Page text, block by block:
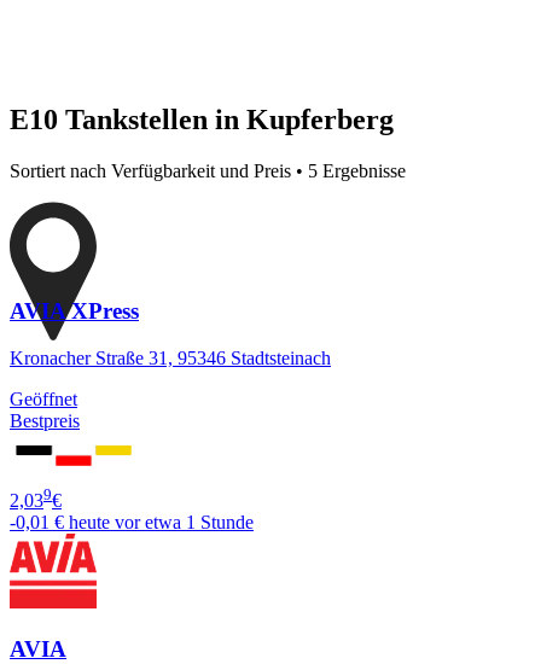
E10 Tankstellen in Kupferberg
Sortiert nach Verfügbarkeit und Preis • 5 Ergebnisse
AVIA XPress
Kronacher Straße 31, 95346 Stadtsteinach
Geöffnet
Bestpreis
2,039€
-0,01 € heute vor etwa 1 Stunde
AVIA